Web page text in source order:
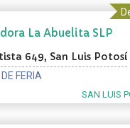
La Abuelita SLP
649, San Luis Potosí
FERIA
SAN LUIS